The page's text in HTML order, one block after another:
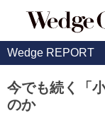
Wedge REPORT
今でも続く「
のか